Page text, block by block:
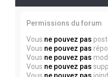
Permissions du forum
Vous ne pouvez pas
Vous ne pouvez pas
Vous ne pouvez pas
Vous ne pouvez pas
Vous ne pouvez pas